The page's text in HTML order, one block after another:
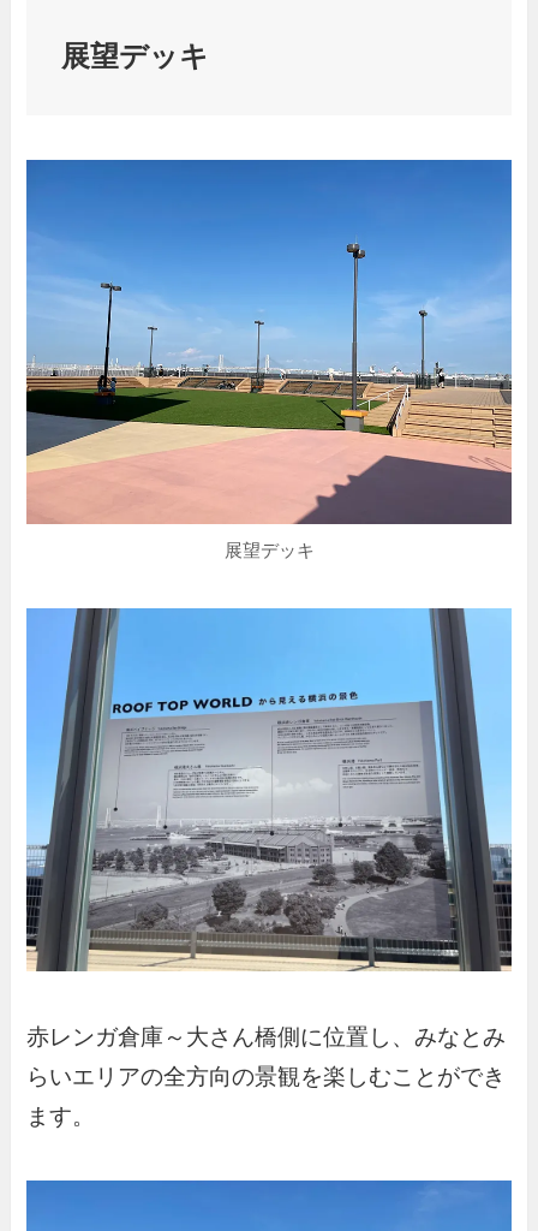
展望デッキ
展望デッキ
赤レンガ倉庫～大さん橋側に位置し、みなとみ
らいエリアの全方向の景観を楽しむことができ
ます。